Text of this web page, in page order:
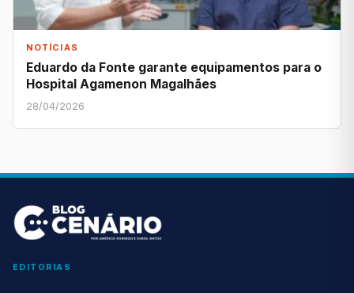
NOTÍCIAS
Eduardo da Fonte garante equipamentos para o
Hospital Agamenon Magalhães
28/04/2026
EDITORIAS